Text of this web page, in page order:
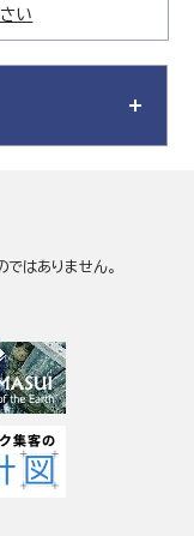
い
ではありません。